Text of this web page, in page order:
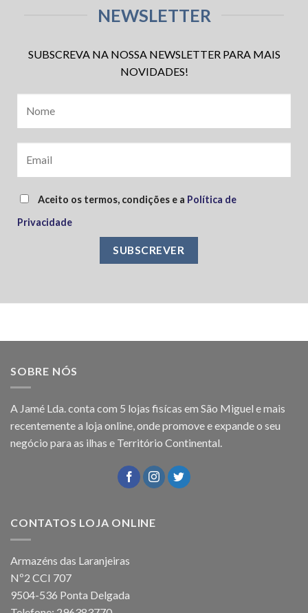
NEWSLETTER
SUBSCREVA NA NOSSA NEWSLETTER PARA MAIS
NOVIDADES!
Aceito os termos, condições e a Política de
Privacidade
SOBRE NÓS
A Jamé Lda. conta com 5 lojas fisícas em São Miguel e mais
recentemente a loja online, onde promove e expande o seu
negócio para as ilhas e Território Continental.
CONTATOS LOJA ONLINE
Armazéns das Laranjeiras
Nº2 CCI 707
9504-536 Ponta Delgada